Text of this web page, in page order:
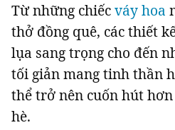
Video
Magazine
Sản phẩm khác
Từ những chiếcváy hoa
thở đồng quê, các thiết
lụa sang trọng cho đến
tối giản mang tinh thần
thể trở nên cuốn hút
hè.